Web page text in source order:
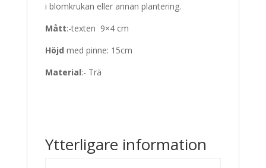
i blomkrukan eller annan plantering.
Mått:-texten 9×4 cm
Höjd med pinne: 15cm
Material:- Trä
Ytterligare information